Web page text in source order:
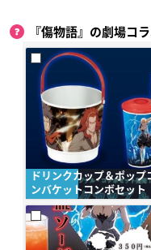
『傷物語』の劇場コ
ドリンクカップ＆ポップ
ンバケットコンボセット